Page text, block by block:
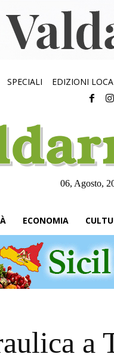
SPECIALI EDIZIONI
06, Agosto,
ECONOMIA
a